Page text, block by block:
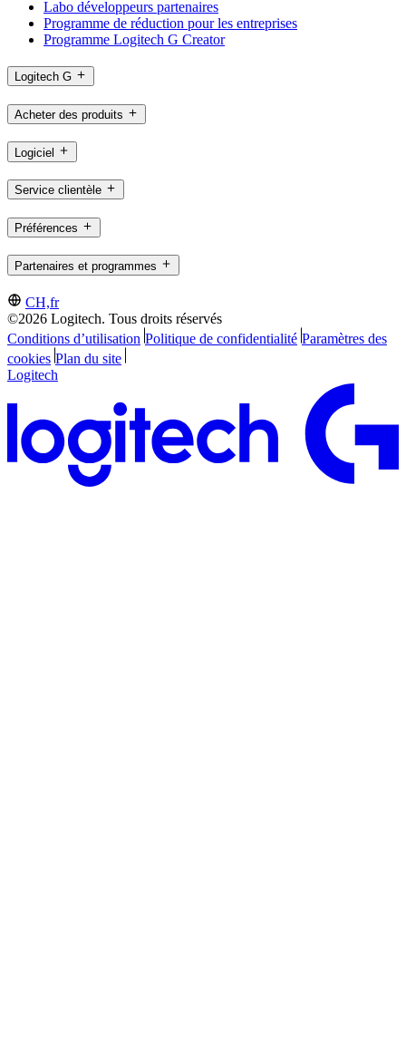
Labo développeurs partenaires
Programme de réduction pour les entreprises
Programme Logitech G Creator
Logitech G
Acheter des produits
Logiciel
Service clientèle
Préférences
Partenaires et programmes
CH,fr
©2026 Logitech. Tous droits réservés
Conditions d’utilisation Politique de confidentialité Paramètres des
cookies Plan du site
Logitech